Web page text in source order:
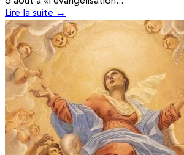
Lire la suite →